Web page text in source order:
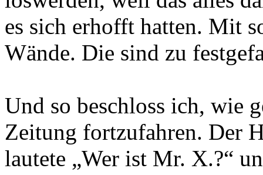
es sich erhofft hatten. Mit
Wände. Die sind zu
Und so beschloss ich, wie
Zeitung fortzufahren. Der
lautete „Wer ist Mr. X.?“